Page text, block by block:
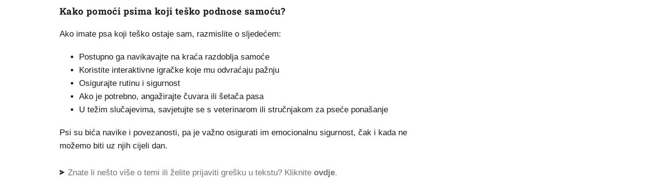
Kako pomoći psima koji teško podnose samoću?
Ako imate psa koji teško ostaje sam, razmislite o sljedećem:
Postupno ga navikavajte na kraća razdoblja samoće
Koristite interaktivne igračke koje mu odvraćaju pažnju
Osigurajte rutinu i sigurnost
Ako je potrebno, angažirajte čuvara ili šetača pasa
U težim slučajevima, savjetujte se s veterinarom ili stručnjakom za pseće ponašanje
Psi su bića navike i povezanosti, pa je važno osigurati im emocionalnu sigurnost, čak i kada ne
možemo biti uz njih cijeli dan.
Znate li nešto više o temi ili želite prijaviti grešku u tekstu? Kliknite ovdje.